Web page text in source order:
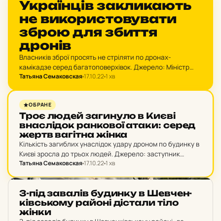
Ук­ра­їн­ців зак­ли­ка­ють
не ви­ко­рис­то­ву­ва­ти
зброю для збиття
дронів
Власників зброї просять не стріляти по дронах-
камікадзе серед багатоповерхівок. Джерело: Міністр
внутрішніх справ Денис Монастирський “Хочу
Татьяна Семаковская17.10.221 хв
НОВИНИ
ОБРАНЕ
Троє людей за­ги­ну­ло в Києві
внас­лі­док ран­ко­вої атаки: серед
жертв ва­гіт­на жінка
Кількість загиблих унаслідок удару дроном по будинку в
Києві зросла до трьох людей. Джерело: заступник
голови ОП Кирило Тимошенко “Київ. Станом на зараз
Татьяна Семаковская17.10.221 хв
НОВИНИ
З-під за­ва­лів бу­дин­ку в Шев­чен­
ків­сько­му районі діс­та­ли тіло
жінки